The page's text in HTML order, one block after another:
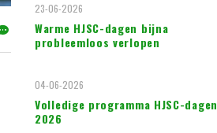
Warme HJSC-dagen bijna
probleemloos verlopen
23-06-2026
Volledige programma HJSC-dagen
2026
04-06-2026